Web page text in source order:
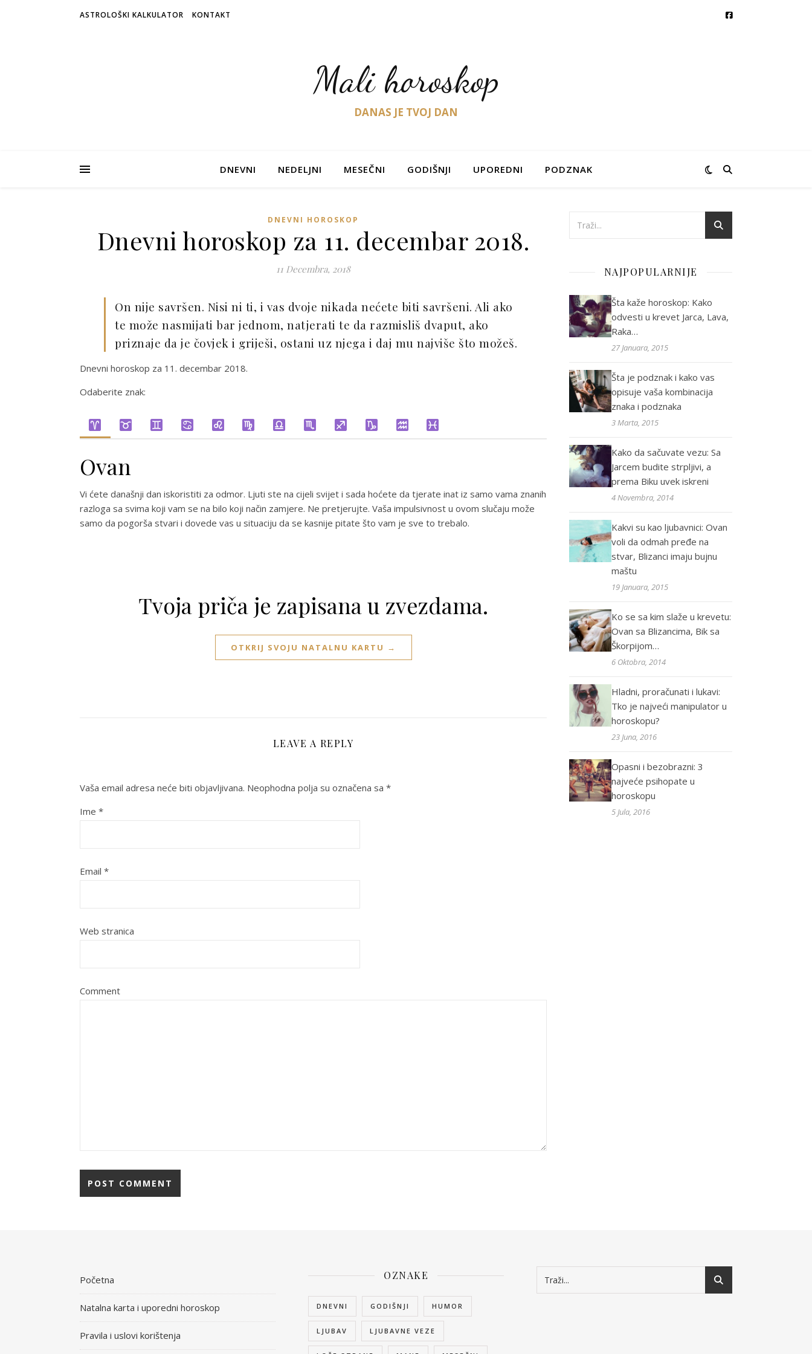
ASTROLOŠKI KALKULATOR KONTAKT
Mali horoskop
DANAS JE TVOJ DAN
DNEVNI NEDELJNI MESEČNI GODIŠNJI UPOREDNI PODZNAK
DNEVNI HOROSKOP
Dnevni horoskop za 11. decembar 2018.
11 Decembra, 2018
On nije savršen. Nisi ni ti, i vas dvoje nikada nećete biti savršeni. Ali ako
te može nasmijati bar jednom, natjerati te da razmisliš dvaput, ako
priznaje da je čovjek i griješi, ostani uz njega i daj mu najviše što možeš.
Dnevni horoskop za 11. decembar 2018.
Odaberite znak:
Ovan
Vi ćete današnji dan iskoristiti za odmor. Ljuti ste na cijeli svijet i sada hoćete da tjerate inat iz samo vama znanih
razloga sa svima koji vam se na bilo koji način zamjere. Ne pretjerujte. Vaša impulsivnost u ovom slučaju može
samo da pogorša stvari i dovede vas u situaciju da se kasnije pitate što vam je sve to trebalo.
Tvoja priča je zapisana u zvezdama.
OTKRIJ SVOJU NATALNU KARTU →
LEAVE A REPLY
Vaša email adresa neće biti objavljivana. Neophodna polja su označena sa *
Ime *
Email *
Web stranica
Comment
NAJPOPULARNIJE
Šta kaže horoskop: Kako
odvesti u krevet Jarca, Lava,
Raka…
27 Januara, 2015
Šta je podznak i kako vas
opisuje vaša kombinacija
znaka i podznaka
3 Marta, 2015
Kako da sačuvate vezu: Sa
Jarcem budite strpljivi, a
prema Biku uvek iskreni
4 Novembra, 2014
Kakvi su kao ljubavnici: Ovan
voli da odmah pređe na
stvar, Blizanci imaju bujnu
maštu
19 Januara, 2015
Ko se sa kim slaže u krevetu:
Ovan sa Blizancima, Bik sa
Škorpijom…
6 Oktobra, 2014
Hladni, proračunati i lukavi:
Tko je najveći manipulator u
horoskopu?
23 Juna, 2016
Opasni i bezobrazni: 3
najveće psihopate u
horoskopu
5 Jula, 2016
Početna
Natalna karta i uporedni horoskop
Pravila i uslovi korištenja
OZNAKE
DNEVNI GODIŠNJI HUMOR
LJUBAV LJUBAVNE VEZE